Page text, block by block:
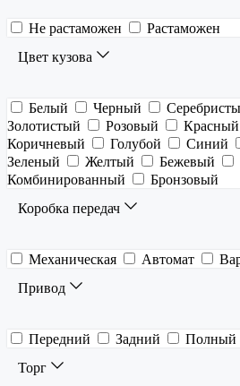
Не растаможен
Растаможен
Цвет кузова
Белый Черный
Золотистый
Розовый Красный
Коричневый
Голубой Синий
Зеленый
Желтый Бежевый
Комбинированный
Бронзовый
Коробка передач
Механическая Автомат
Привод
Передний Задний
Полный
Торг